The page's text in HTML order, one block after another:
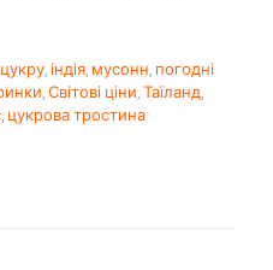
, індія, мусонн, погодні
,Світові ціни,Таїланд,
, цукрова тростина